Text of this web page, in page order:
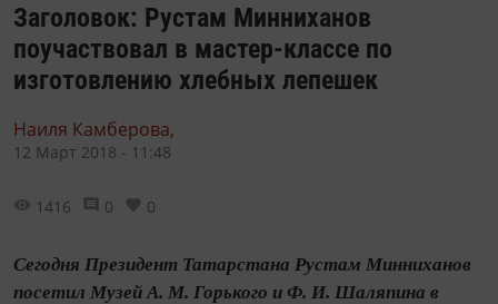
Заголовок: Рустам Минниханов
поучаствовал в мастер-классе по
изготовлению хлебных лепешек
Наиля Камберова,
12 Март 2018 - 11:48
1416 0 0
Сегодня Президент Татарстана Рустам Минниханов
посетил Музей А. М. Горького и Ф. И. Шаляпина в